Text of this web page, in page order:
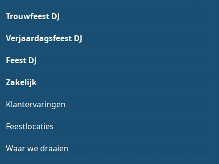
Trouwfeest DJ
Verjaardagsfeest DJ
Feest DJ
Zakelijk
Klantervaringen
Feestlocaties
Waar we draaien